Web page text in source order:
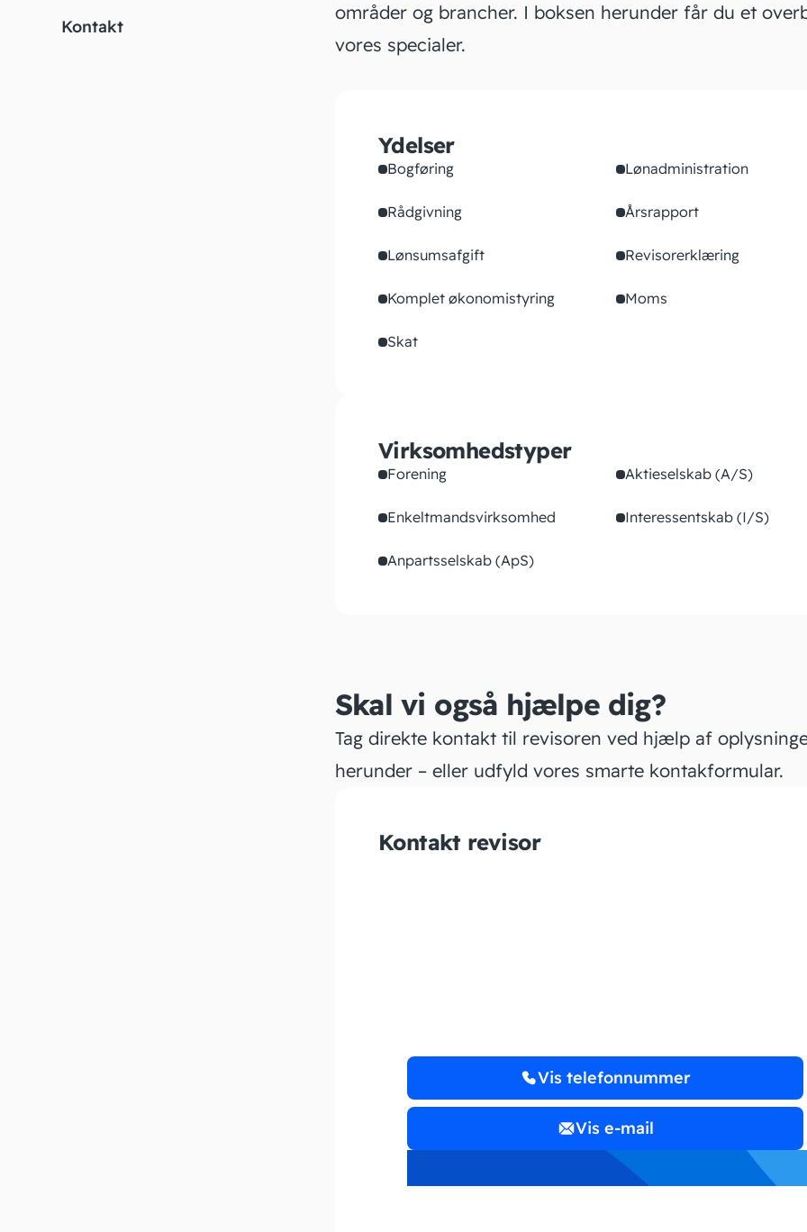
Kontakt
områder og brancher. I boksen herunder får du et
vores specialer.
Ydelser
Bogføring Lønadministration
Rådgivning Årsrapport
Lønsumsafgift Revisorerklæring
Komplet økonomistyring Moms
Skat
Virksomhedstyper
Forening Aktieselskab (A/S)
Enkeltmandsvirksomhed Interessentskab (I/S)
Anpartsselskab (ApS)
Skal vi også hjælpe dig?
Tag direkte kontakt til revisoren ved hjælp af
herunder – eller udfyld vores smarte kontakformular.
Kontakt revisor
Vis telefonnummer
Vis e-mail